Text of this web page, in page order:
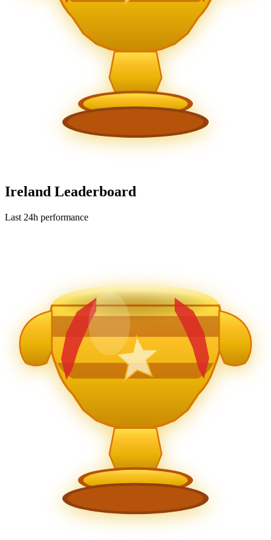
Ireland Leaderboard
Last 24h performance